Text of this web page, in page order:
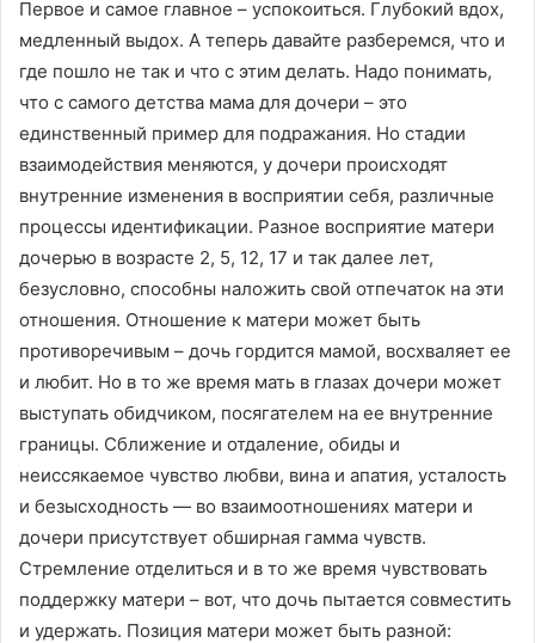
Первое и самое главное – успокоиться. Глубокий вдох,
медленный выдох. А теперь давайте разберемся, что и
где пошло не так и что с этим делать. Надо понимать,
что с самого детства мама для дочери – это
единственный пример для подражания. Но стадии
взаимодействия меняются, у дочери происходят
внутренние изменения в восприятии себя, различные
процессы идентификации. Разное восприятие матери
дочерью в возрасте 2, 5, 12, 17 и так далее лет,
безусловно, способны наложить свой отпечаток на эти
отношения. Отношение к матери может быть
противоречивым – дочь гордится мамой, восхваляет ее
и любит. Но в то же время мать в глазах дочери может
выступать обидчиком, посягателем на ее внутренние
границы. Сближение и отдаление, обиды и
неиссякаемое чувство любви, вина и апатия, усталость
и безысходность — во взаимоотношениях матери и
дочери присутствует обширная гамма чувств.
Стремление отделиться и в то же время чувствовать
поддержку матери – вот, что дочь пытается совместить
и удержать. Позиция матери может быть разной: